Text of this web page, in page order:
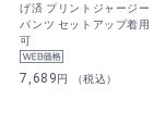
げ済 プリントジャージー
パンツ セットアップ着用
可
7,689円 （税込）